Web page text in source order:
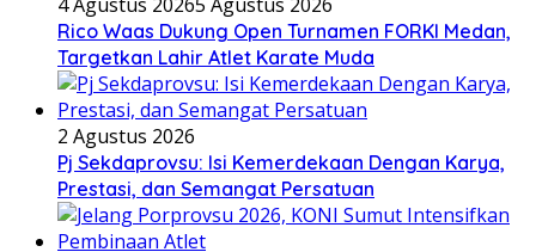
Rico Waas Dukung Open Turnamen FORKI Medan,
Targetkan Lahir Atlet Karate Muda
2 Agustus 2026
Pj Sekdaprovsu: Isi Kemerdekaan Dengan Karya,
Prestasi, dan Semangat Persatuan